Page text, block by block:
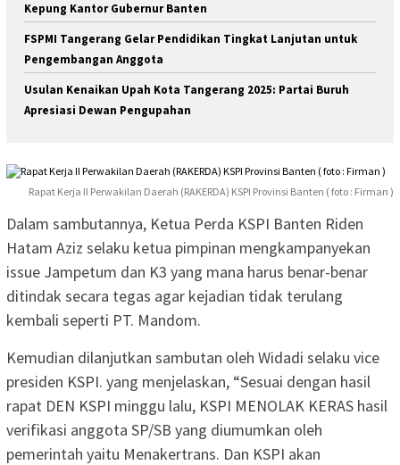
Kepung Kantor Gubernur Banten
FSPMI Tangerang Gelar Pendidikan Tingkat Lanjutan untuk
Pengembangan Anggota
Usulan Kenaikan Upah Kota Tangerang 2025: Partai Buruh
Apresiasi Dewan Pengupahan
Rapat Kerja II Perwakilan Daerah (RAKERDA) KSPI Provinsi Banten ( foto : Firman )
Dalam sambutannya, Ketua Perda KSPI Banten Riden
Hatam Aziz selaku ketua pimpinan mengkampanyekan
issue Jampetum dan K3 yang mana harus benar-benar
ditindak secara tegas agar kejadian tidak terulang
kembali seperti PT. Mandom.
Kemudian dilanjutkan sambutan oleh Widadi selaku vice
presiden KSPI. yang menjelaskan, “Sesuai dengan hasil
rapat DEN KSPI minggu lalu, KSPI MENOLAK KERAS hasil
verifikasi anggota SP/SB yang diumumkan oleh
pemerintah yaitu Menakertrans. Dan KSPI akan